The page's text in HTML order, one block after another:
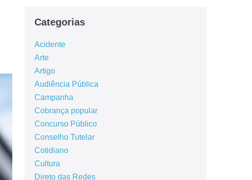
Categorias
Acidente
Arte
Artigo
Audiência Pública
Campanha
Cobrança popular
Concurso Público
Conselho Tutelar
Cotidiano
Cultura
Direto das Redes